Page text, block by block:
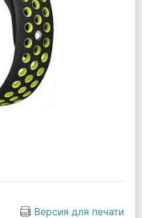
Версия для печати